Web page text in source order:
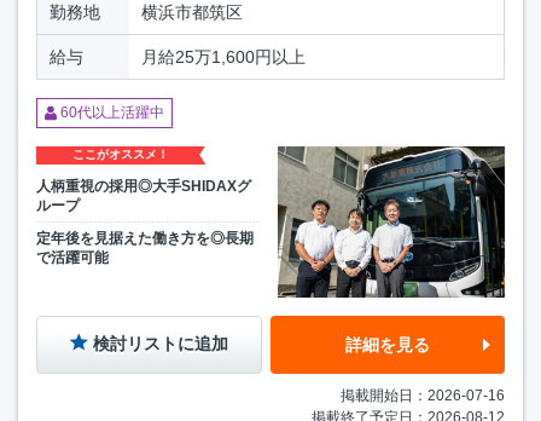
勤務地 横浜市都筑区
給与 月給25万1,600円以上
60代以上活躍中
ここがオススメ！
人柄重視の採用◎大手SHIDAXグ
ループ
定年後を見据えた働き方を◎長期
で活躍可能
検討リストに追加 詳細を見る
掲載開始日：2026-07-16
掲載終了予定日：2026-08-12